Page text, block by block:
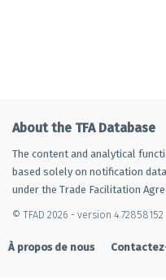
About the TFA Database
The content and analytical
based solely on notification
under the Trade Facilitation
© TFAD 2026 - version 4.72858152
À propos de nous